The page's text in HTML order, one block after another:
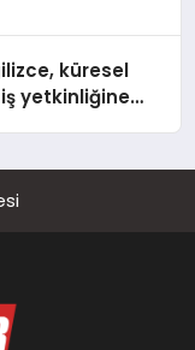
küresel
yetkinliğine